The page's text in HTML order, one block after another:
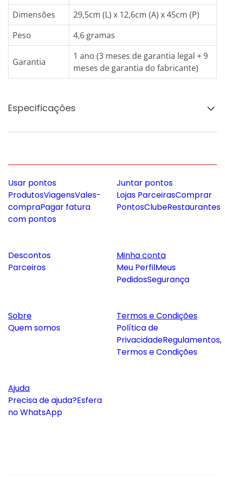
Dimensões
29,5cm (L) x 12,6cm (A) x 45cm (P)
Peso
4,6 gramas
Garantia
1 ano (3 meses de garantia legal + 9
meses de garantia do fabricante)
Especificações
Usar pontos
ProdutosViagensVales-
compraPagar fatura
com pontos
Juntar pontos
Lojas ParceirasComprar
PontosClubeRestaurantes
Descontos
Parceiros
Minha conta
Meu PerfilMeus
PedidosSegurança
Sobre
Quem somos
Termos e Condições
Política de
PrivacidadeRegulamentos,
Termos e Condições
Ajuda
Precisa de ajuda?Esfera
no WhatsApp